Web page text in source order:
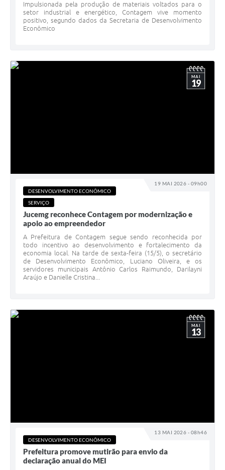
Impulsionada pela produção de materiais voltados para o
setor industrial e energético, Contagem vive momento
positivo, segundo dados da Secretaria de Desenvolvimento
Econômico
19 MAI 2026 - 09h00
MAI
19
DESENVOLVIMENTO ECONÔMICO
SERVIÇO
Jucemg reconhece Contagem por modernização e
apoio ao empreendedor
A Prefeitura de Contagem segue sendo reconhecida por
todo incentivo ao desenvolvimento e fortalecimento da
economia local. Na tarde de sexta-feira (15/5), o secretário
de Desenvolvimento Econômico, Luciano Oliveira, e os
servidores municipais Antônio Carlos Raimundo, Darilayni
Araújo e Danielle Cristina...
13 MAI 2026 - 08h46
MAI
13
DESENVOLVIMENTO ECONÔMICO
Prefeitura promove mutirão para envio da
declaração anual do MEI